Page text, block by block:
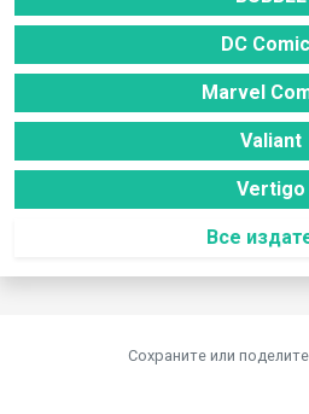
DC
Marvel
Valiant
Vertigo
Все
Сохраните или